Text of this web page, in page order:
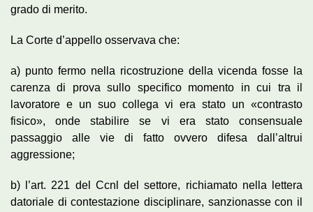
grado di merito.
La Corte d’appello osservava che:
a) punto fermo nella ricostruzione della vicenda fosse la
carenza di prova sullo specifico momento in cui tra il
lavoratore e un suo collega vi era stato un «contrasto
fisico», onde stabilire se vi era stato consensuale
passaggio alle vie di fatto ovvero difesa dall’altrui
aggressione;
b) l’art. 221 del Ccnl del settore, richiamato nella lettera
datoriale di contestazione disciplinare, sanzionasse con il